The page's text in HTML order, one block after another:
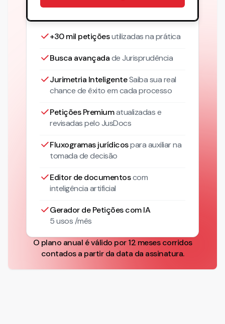
+30 mil petiçõesutilizadas na prática
Busca avançadade Jurisprudência
Jurimetria InteligenteSaiba sua real
chance de êxito em cada processo
Petições Premiumatualizadase
revisadas pelo JusDocs
Fluxogramas jurídicospara auxiliar na
tomada de decisão
Editor de documentoscom
inteligência artificial
Gerador de Petições com IA
5 usos /mês
O plano anual é válido por 12 meses corridos
contados a partir da data da assinatura.